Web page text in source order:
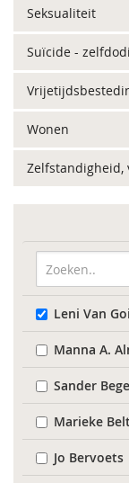
Seksualiteit
Suïcide -
Wonen
Zelfstandigheid,
Leni Van
Manna A.
Sander
Marieke
Jo Bervoets